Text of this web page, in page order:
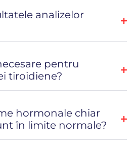
analizelor
pentru
tiroidiene?
hormonale chiar
în limite normale?